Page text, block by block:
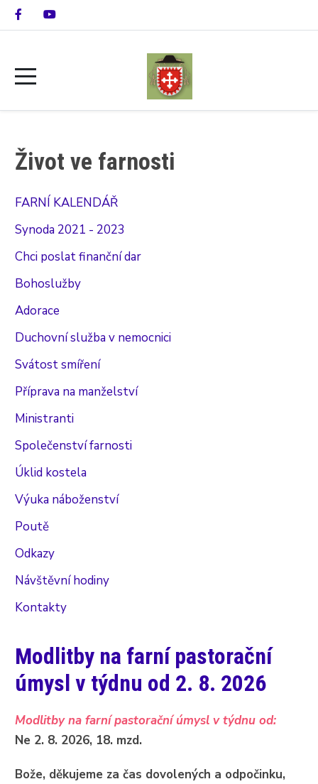
Život ve farnosti
FARNÍ KALENDÁŘ
Synoda 2021 - 2023
Chci poslat finanční dar
Bohoslužby
Adorace
Duchovní služba v nemocnici
Svátost smíření
Příprava na manželství
Ministranti
Společenství farnosti
Úklid kostela
Výuka náboženství
Poutě
Odkazy
Návštěvní hodiny
Kontakty
Modlitby na farní pastorační
úmysl v týdnu od 2. 8. 2026
Modlitby na farní pastorační úmysl v týdnu od:
Ne 2. 8. 2026, 18. mzd.
Bože, děkujeme za čas dovolených a odpočinku,